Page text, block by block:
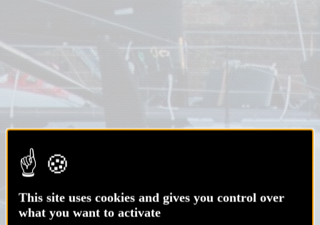
This site uses cookies and gives you control over
what you want to activate